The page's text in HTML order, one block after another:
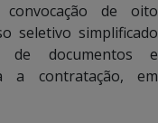
de oito
seletivo simplificado
de documentos e
a contratação, em